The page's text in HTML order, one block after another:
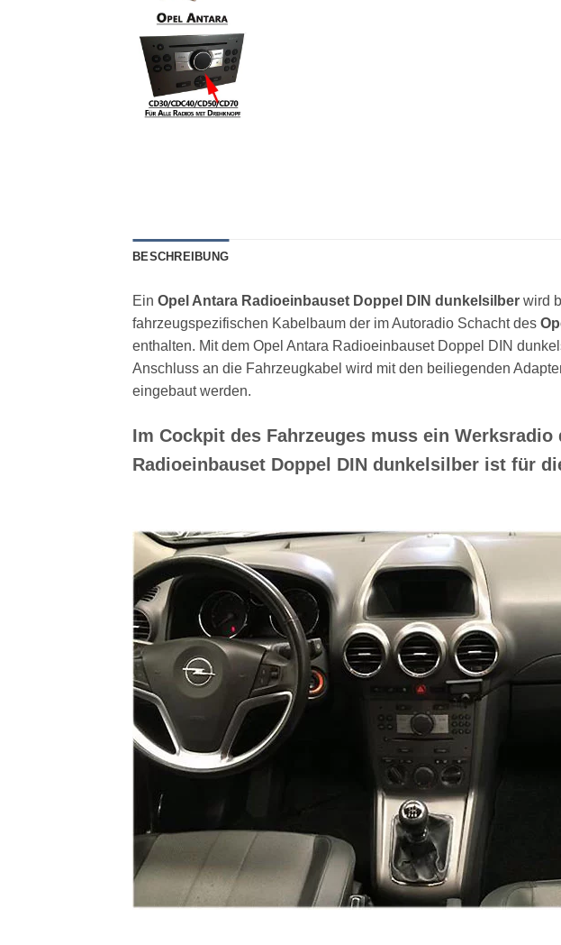
BESCHREIBUNG
Ein Opel Antara Radioeinbauset Doppel DIN dunkelsilber wird
fahrzeugspezifischen Kabelbaum der im Autoradio Schacht des
enthalten. Mit dem Opel Antara Radioeinbauset Doppel DIN
Anschluss an die Fahrzeugkabel wird mit den beiliegenden
eingebaut werden.
Im Cockpit des Fahrzeuges muss ein
Radioeinbauset Doppel DIN dunkelsilber ist für